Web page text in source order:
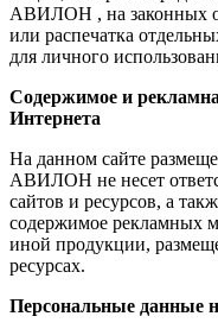
АВИЛОН , на законных
или распечатка
для личного
Содержимое и
Интернета
На данном сайте
АВИЛОН не несет
сайтов и ресурсов, а
содержимое рекламных
иной продукции,
ресурсах.
Персональные данные